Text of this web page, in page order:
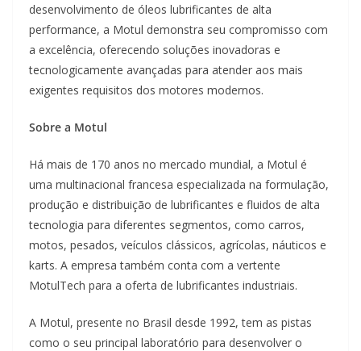
desenvolvimento de óleos lubrificantes de alta
performance, a Motul demonstra seu compromisso com
a excelência, oferecendo soluções inovadoras e
tecnologicamente avançadas para atender aos mais
exigentes requisitos dos motores modernos.
Sobre a Motul
Há mais de 170 anos no mercado mundial, a Motul é
uma multinacional francesa especializada na formulação,
produção e distribuição de lubrificantes e fluidos de alta
tecnologia para diferentes segmentos, como carros,
motos, pesados, veículos clássicos, agrícolas, náuticos e
karts. A empresa também conta com a vertente
MotulTech para a oferta de lubrificantes industriais.
A Motul, presente no Brasil desde 1992, tem as pistas
como o seu principal laboratório para desenvolver o